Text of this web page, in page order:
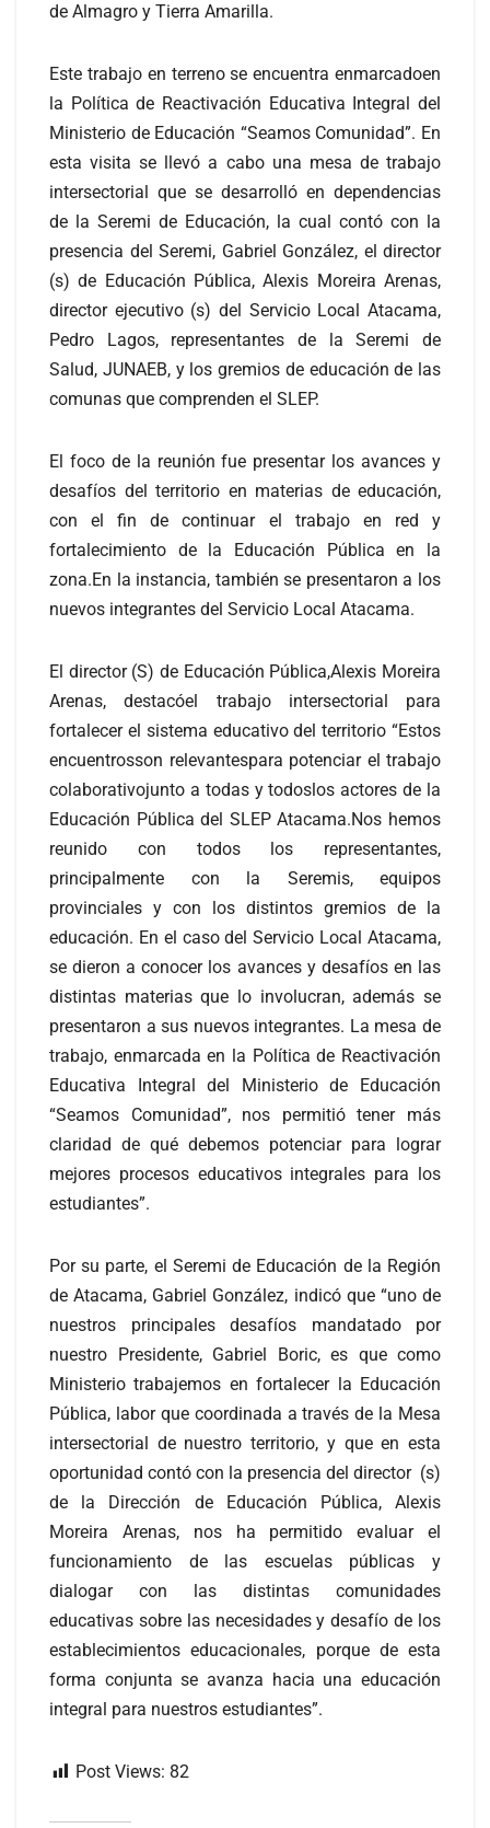
de Almagro y Tierra Amarilla.
Este trabajo en terreno se encuentra enmarcadoen
la Política de Reactivación Educativa Integral del
Ministerio de Educación “Seamos Comunidad”. En
esta visita se llevó a cabo una mesa de trabajo
intersectorial que se desarrolló en dependencias
de la Seremi de Educación, la cual contó con la
presencia del Seremi, Gabriel González, el director
(s) de Educación Pública, Alexis Moreira Arenas,
director ejecutivo (s) del Servicio Local Atacama,
Pedro Lagos, representantes de la Seremi de
Salud, JUNAEB, y los gremios de educación de las
comunas que comprenden el SLEP.
El foco de la reunión fue presentar los avances y
desafíos del territorio en materias de educación,
con el fin de continuar el trabajo en red y
fortalecimiento de la Educación Pública en la
zona.En la instancia, también se presentaron a los
nuevos integrantes del Servicio Local Atacama.
El director (S) de Educación Pública,Alexis Moreira
Arenas, destacóel trabajo intersectorial para
fortalecer el sistema educativo del territorio “Estos
encuentrosson relevantespara potenciar el trabajo
colaborativojunto a todas y todoslos actores de la
Educación Pública del SLEP Atacama.Nos hemos
reunido con todos los representantes,
principalmente con la Seremis, equipos
provinciales y con los distintos gremios de la
educación. En el caso del Servicio Local Atacama,
se dieron a conocer los avances y desafíos en las
distintas materias que lo involucran, además se
presentaron a sus nuevos integrantes. La mesa de
trabajo, enmarcada en la Política de Reactivación
Educativa Integral del Ministerio de Educación
“Seamos Comunidad”, nos permitió tener más
claridad de qué debemos potenciar para lograr
mejores procesos educativos integrales para los
estudiantes”.
Por su parte, el Seremi de Educación de la Región
de Atacama, Gabriel González, indicó que “uno de
nuestros principales desafíos mandatado por
nuestro Presidente, Gabriel Boric, es que como
Ministerio trabajemos en fortalecer la Educación
Pública, labor que coordinada a través de la Mesa
intersectorial de nuestro territorio, y que en esta
oportunidad contó con la presencia del director (s)
de la Dirección de Educación Pública, Alexis
Moreira Arenas, nos ha permitido evaluar el
funcionamiento de las escuelas públicas y
dialogar con las distintas comunidades
educativas sobre las necesidades y desafío de los
establecimientos educacionales, porque de esta
forma conjunta se avanza hacia una educación
integral para nuestros estudiantes”.
Post Views: 82